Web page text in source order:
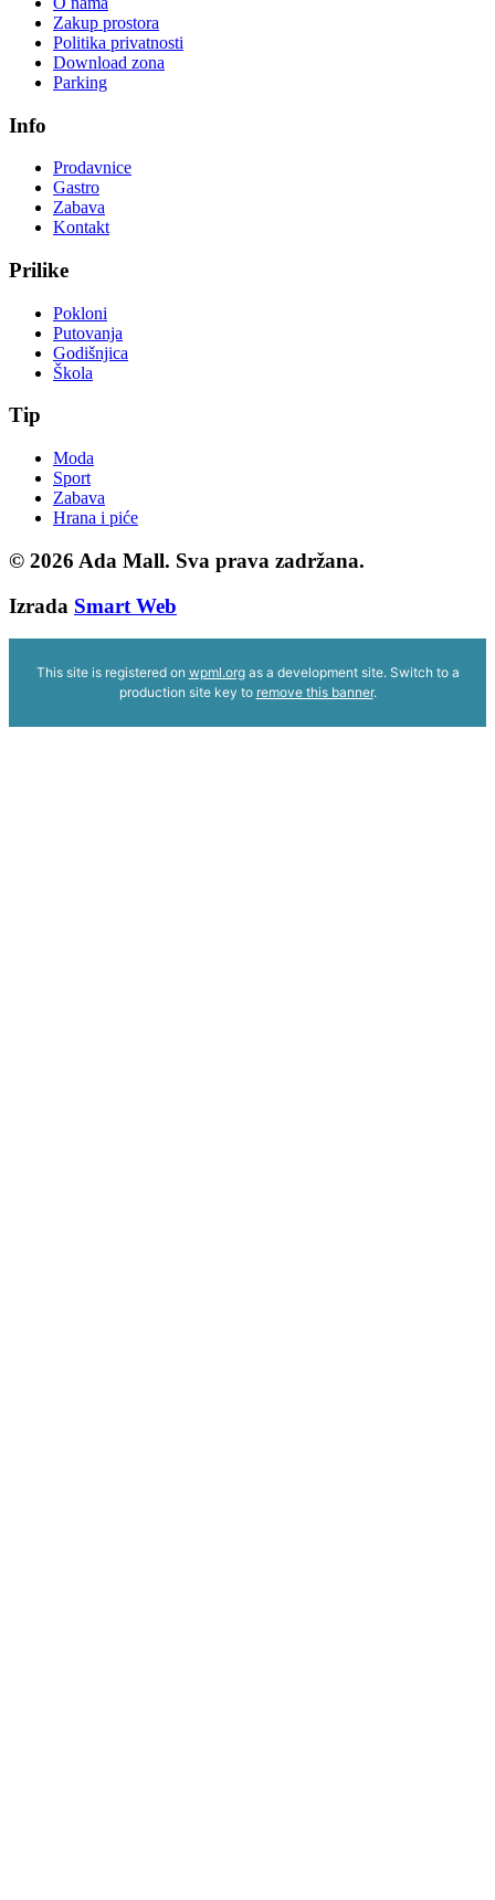
Zakup prostora
Politika privatnosti
Download zona
Parking
Info
Prodavnice
Gastro
Zabava
Kontakt
Prilike
Pokloni
Putovanja
Godišnjica
Škola
Tip
Moda
Sport
Zabava
Hrana i piće
© 2026 Ada Mall. Sva prava zadržana.
Izrada Smart Web
This site is registered on wpml.orgas a development site. Switch to a
production site key to remove this banner.